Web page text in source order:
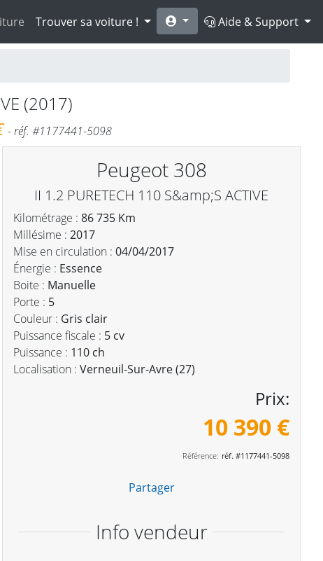
Trouver sa voiture ! Aide & Support
(2017)
- réf. #1177441-5098
Peugeot 308
II 1.2 PURETECH 110 S&amp;S ACTIVE
Kilométrage :86 735 Km
Millésime : 2017
Mise en circulation : 04/04/2017
Énergie : Essence
Boite : Manuelle
Porte : 5
Couleur : Gris clair
Puissance fiscale : 5 cv
Puissance : 110 ch
Localisation : Verneuil-Sur-Avre (27)
Prix:
10 390 €
Référence: réf. #1177441-5098
Partager
Info vendeur